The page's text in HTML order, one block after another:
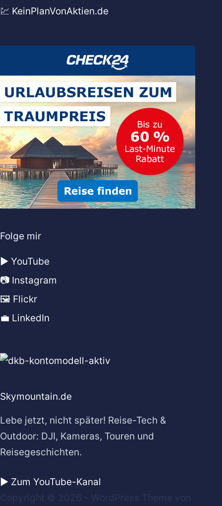
💹 KeinPlanVonAktien.de
Folge mir
▶️ YouTube
📷 Instagram
🖼️ Flickr
💼 LinkedIn
Skymountain.de
Lebe jetzt, nicht später! Reise-Tech &
Outdoor: DJI, Kameras, Touren und
Reisegeschichten.
▶️ Zum YouTube-Kanal
Copyright © 2026 - WordPress Theme von